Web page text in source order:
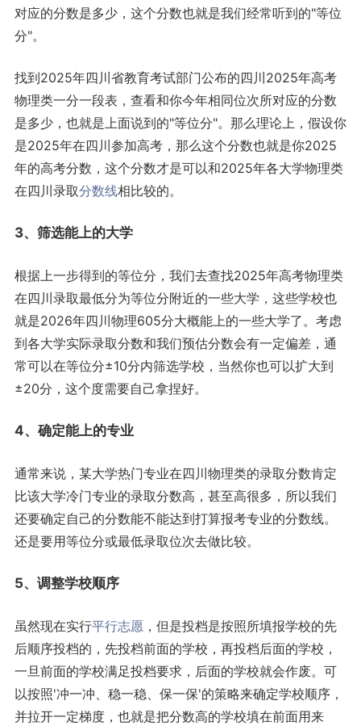
对应的分数是多少，这个分数也就是我们经常听到的"等位
分"。
找到2025年四川省教育考试部门公布的四川2025年高考
物理类一分一段表，查看和你今年相同位次所对应的分数
是多少，也就是上面说到的"等位分"。那么理论上，假设你
是2025年在四川参加高考，那么这个分数也就是你2025
年的高考分数，这个分数才是可以和2025年各大学物理类
在四川录取分数线相比较的。
3、筛选能上的大学
根据上一步得到的等位分，我们去查找2025年高考物理类
在四川录取最低分为等位分附近的一些大学，这些学校也
就是2026年四川物理605分大概能上的一些大学了。考虑
到各大学实际录取分数和我们预估分数会有一定偏差，通
常可以在等位分±10分内筛选学校，当然你也可以扩大到
±20分，这个度需要自己拿捏好。
4、确定能上的专业
通常来说，某大学热门专业在四川物理类的录取分数肯定
比该大学冷门专业的录取分数高，甚至高很多，所以我们
还要确定自己的分数能不能达到打算报考专业的分数线。
还是要用等位分或最低录取位次去做比较。
5、调整学校顺序
虽然现在实行平行志愿，但是投档是按照所填报学校的先
后顺序投档的，先投档前面的学校，再投档后面的学校，
一旦前面的学校满足投档要求，后面的学校就会作废。可
以按照'冲一冲、稳一稳、保一保'的策略来确定学校顺序，
并拉开一定梯度，也就是把分数高的学校填在前面用来